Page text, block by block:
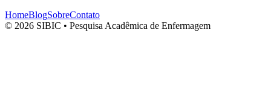
HomeBlogSobreContato
© 2026 SIBIC • Pesquisa Acadêmica de Enfermagem